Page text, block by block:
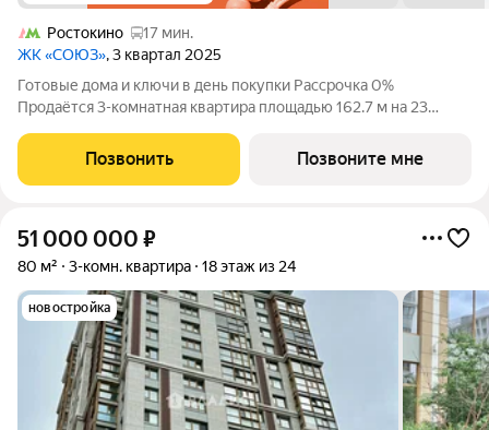
Ростокино
17 мин.
ЖК «СОЮЗ», 3 квартал 2025
Готовые дома и ключи в день покупки Рассрочка 0%
Продаётся 3-комнатная квартира площадью 162.7 м на 23
премиум-класса с рекордным количеством олимпийских
видов спорта: - Ледовая арена для хоккея
Позвонить Позвоните мне
51 000 000 ₽
80 м² 3-комн. квартира 18 этаж из 24
новостройка